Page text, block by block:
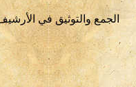
الجمع والتوثيق في